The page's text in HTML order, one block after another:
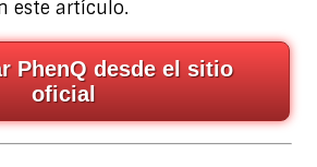
este artículo.
PhenQ desde el sitio
oficial